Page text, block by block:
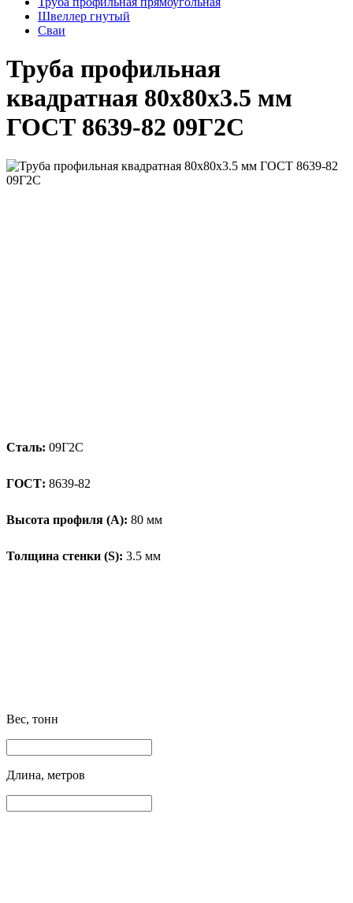
Швеллер гнутый
Сваи
Труба профильная
квадратная 80x80x3.5 мм
ГОСТ 8639-82 09Г2С
Сталь: 09Г2С
ГОСТ: 8639-82
Высота профиля (А): 80 мм
Толщина стенки (S): 3.5 мм
Вес, тонн
Длина, метров